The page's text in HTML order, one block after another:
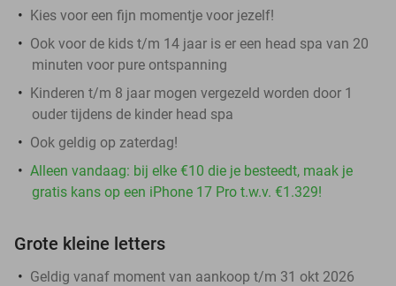
Kies voor een fijn momentje voor jezelf!
Ook voor de kids t/m 14 jaar is er een head spa van 20
minuten voor pure ontspanning
Kinderen t/m 8 jaar mogen vergezeld worden door 1
ouder tijdens de kinder head spa
Ook geldig op zaterdag!
Alleen vandaag: bij elke €10 die je besteedt, maak je
gratis kans op een iPhone 17 Pro t.w.v. €1.329!
Grote kleine letters
Geldig vanaf moment van aankoop t/m 31 okt 2026